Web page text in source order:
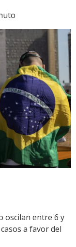
oscilan entre 6 y
a favor del